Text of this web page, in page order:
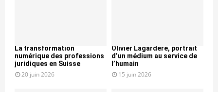
La transformation
numérique des professions
juridiques en Suisse
20 juin 2026
Olivier Lagardère, portrait
d’un médium au service de
l’humain
15 juin 2026